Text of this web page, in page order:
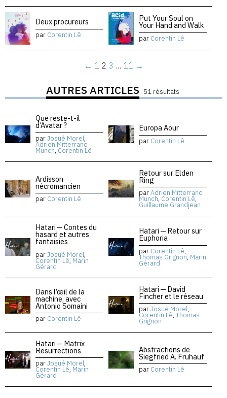
Deux procureurs
par Corentin Lê
Put Your Soul on
Your Hand and Walk
par Corentin Lê
← 1 2 3 … 11 →
AUTRES ARTICLES 51 résultats
Que reste-t-il
d’Avatar ?
parJosué Morel,
Adrien Mitterrand
Munch, Corentin Lê
Europa Aour
par Corentin Lê
Ardisson
nécromancien
par Corentin Lê
Retour sur Elden
Ring
parAdrien Mitterrand
Munch, Corentin Lê,
Guillaume Grandjean
Hatari — Contes du
hasard et autres
fantaisies
parJosué Morel,
Corentin Lê, Marin
Gérard
Hatari — Retour sur
Euphoria
par Corentin Lê,
Thomas Grignon, Marin
Gérard
Dans l’œil de la
machine, avec
Antonio Somaini
par Corentin Lê
Hatari — David
Fincher et le réseau
parJosué Morel,
Corentin Lê, Thomas
Grignon
Hatari — Matrix
Resurrections
parJosué Morel,
Corentin Lê, Marin
Gérard
Abstractions de
Siegfried A. Fruhauf
par Corentin Lê